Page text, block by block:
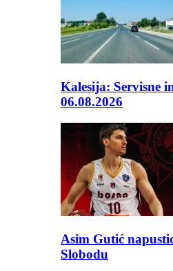
Kalesija: Servisne
06.08.2026
Asim Gutić
Slobodu